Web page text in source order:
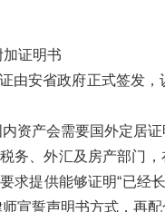
证明书
由安省政府正式签发
资产会需要国外定居证
务、外汇及房产部门
求提供能够证明“已经
宣誓声明书方式，再配